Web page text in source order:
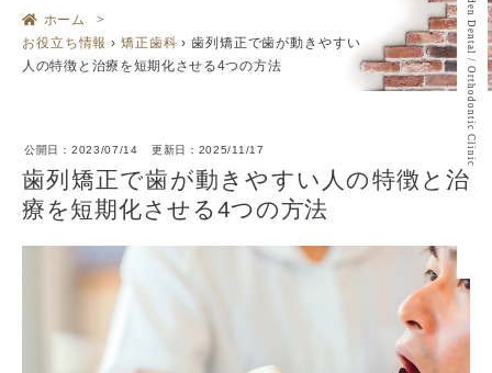
ホーム
お役立ち情報 › 矯正歯科 › 歯列矯正で歯が動きやすい
人の特徴と治療を短期化させる4つの方法
公開日： 2023/07/14 更新日： 2025/11/17
歯列矯正で歯が動きやすい人の特徴と治
療を短期化させる4つの方法